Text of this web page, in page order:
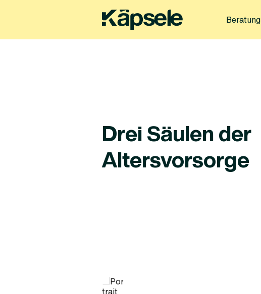
Beratung
Drei Säulen der
Altersvorsorge